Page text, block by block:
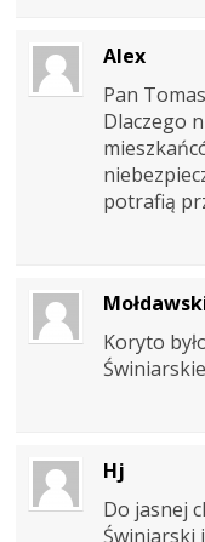
Alex
Pan
Dlaczego
potrafią
Koryto
Hj
Do jasnej
Świniarski